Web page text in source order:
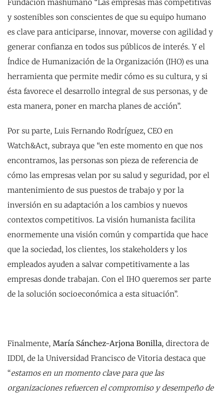
Fundación máshumano “Las empresas más competitivas
y sostenibles son conscientes de que su equipo humano
es clave para anticiparse, innovar, moverse con agilidad y
generar confianza en todos sus públicos de interés. Y el
Índice de Humanización de la Organización (IHO) es una
herramienta que permite medir cómo es su cultura, y si
ésta favorece el desarrollo integral de sus personas, y de
esta manera, poner en marcha planes de acción”.
Por su parte, Luis Fernando Rodríguez, CEO en
Watch&Act, subraya que “en este momento en que nos
encontramos, las personas son pieza de referencia de
cómo las empresas velan por su salud y seguridad, por el
mantenimiento de sus puestos de trabajo y por la
inversión en su adaptación a los cambios y nuevos
contextos competitivos. La visión humanista facilita
enormemente una visión común y compartida que hace
que la sociedad, los clientes, los stakeholders y los
empleados ayuden a salvar competitivamente a las
empresas donde trabajan. Con el IHO queremos ser parte
de la solución socioeconómica a esta situación”.
Finalmente, María Sánchez-Arjona Bonilla, directora de
IDDI, de la Universidad Francisco de Vitoria destaca que
“estamos en un momento clave para que las
organizaciones refuercen el compromiso y desempeño de